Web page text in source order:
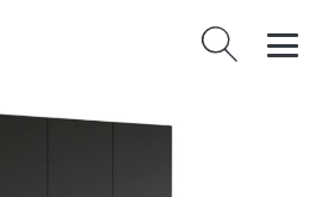
Vyhledávání
a doplňky/Nábytek